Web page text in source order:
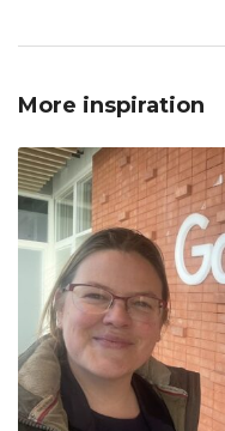
More inspiration